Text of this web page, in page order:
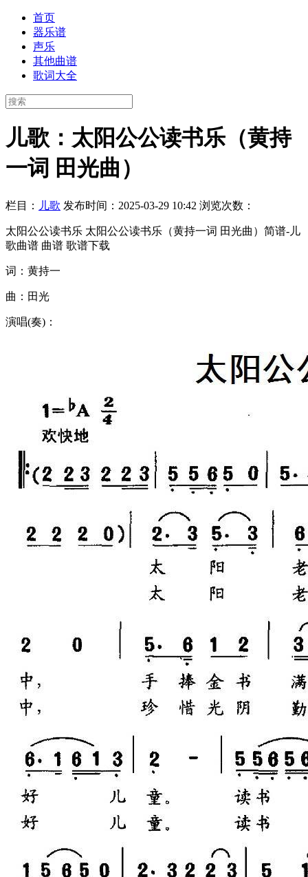
首页
器乐谱
声乐
其他曲谱
歌词大全
儿歌：太阳公公读书乐（黄持
一词 田光曲）
栏目： 儿歌 发布时间：2025-03-29 10:42 浏览次数：
太阳公公读书乐 太阳公公读书乐（黄持一词 田光曲）简谱-儿
歌曲谱 曲谱 歌谱下载
词：黄持一
曲：田光
演唱(奏)：